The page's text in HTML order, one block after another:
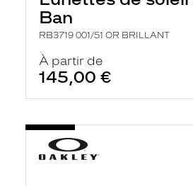
Ban
RB3719 001/51 OR BRILLANT
À partir de
145,00 €